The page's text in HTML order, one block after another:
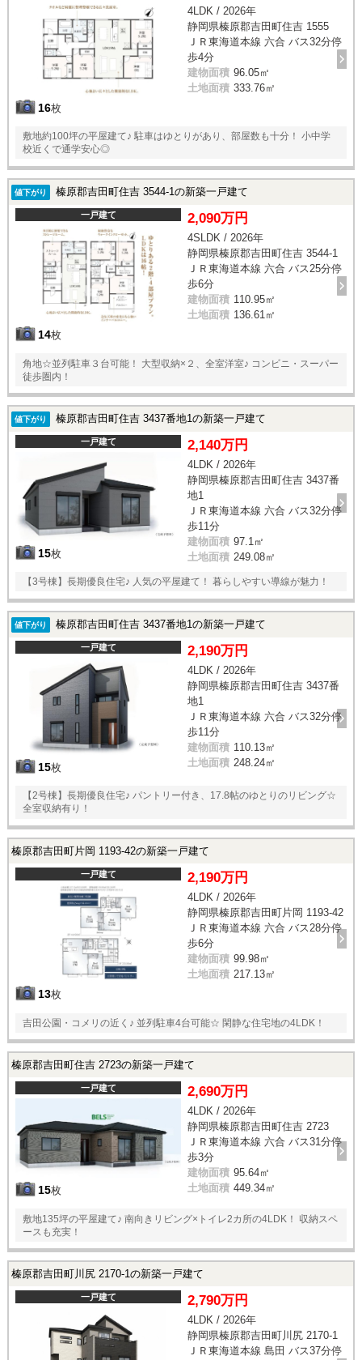
16枚
4LDK / 2026年
静岡県榛原郡吉田町住吉 1555
ＪＲ東海道本線 六合 バス32分停
歩4分
建物面積 96.05㎡
土地面積 333.76㎡
敷地約100坪の平屋建て♪ 駐車はゆとりがあり、部屋数も十分！ 小中学
校近くで通学安心◎
値下がり 榛原郡吉田町住吉 3544-1の新築一戸建て
一戸建て
14枚
2,090万円
4SLDK / 2026年
静岡県榛原郡吉田町住吉 3544-1
ＪＲ東海道本線 六合 バス25分停
歩6分
建物面積 110.95㎡
土地面積 136.61㎡
角地☆並列駐車３台可能！ 大型収納×２、全室洋室♪ コンビニ・スーパー
徒歩圏内！
値下がり 榛原郡吉田町住吉 3437番地1の新築一戸建て
一戸建て
15枚
2,140万円
4LDK / 2026年
静岡県榛原郡吉田町住吉 3437番
地1
ＪＲ東海道本線 六合 バス32分停
歩11分
建物面積 97.1㎡
土地面積 249.08㎡
【3号棟】長期優良住宅♪ 人気の平屋建て！ 暮らしやすい導線が魅力！
値下がり 榛原郡吉田町住吉 3437番地1の新築一戸建て
一戸建て
15枚
2,190万円
4LDK / 2026年
静岡県榛原郡吉田町住吉 3437番
地1
ＪＲ東海道本線 六合 バス32分停
歩11分
建物面積 110.13㎡
土地面積 248.24㎡
【2号棟】長期優良住宅♪ パントリー付き、17.8帖のゆとりのリビング☆
全室収納有り！
榛原郡吉田町片岡 1193-42の新築一戸建て
一戸建て
13枚
2,190万円
4LDK / 2026年
静岡県榛原郡吉田町片岡 1193-42
ＪＲ東海道本線 六合 バス28分停
歩6分
建物面積 99.98㎡
土地面積 217.13㎡
吉田公園・コメリの近く♪ 並列駐車4台可能☆ 閑静な住宅地の4LDK！
榛原郡吉田町住吉 2723の新築一戸建て
一戸建て
15枚
2,690万円
4LDK / 2026年
静岡県榛原郡吉田町住吉 2723
ＪＲ東海道本線 六合 バス31分停
歩3分
建物面積 95.64㎡
土地面積 449.34㎡
敷地135坪の平屋建て♪ 南向きリビング×トイレ2カ所の4LDK！ 収納スペ
ースも充実！
榛原郡吉田町川尻 2170-1の新築一戸建て
一戸建て 2,790万円
4LDK / 2026年
静岡県榛原郡吉田町川尻 2170-1
ＪＲ東海道本線 島田 バス37分停